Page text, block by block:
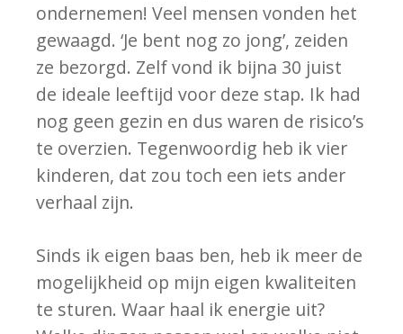
ondernemen! Veel mensen vonden het
gewaagd. ‘Je bent nog zo jong’, zeiden
ze bezorgd. Zelf vond ik bijna 30 juist
de ideale leeftijd voor deze stap. Ik had
nog geen gezin en dus waren de risico’s
te overzien. Tegenwoordig heb ik vier
kinderen, dat zou toch een iets ander
verhaal zijn.
Sinds ik eigen baas ben, heb ik meer de
mogelijkheid op mijn eigen kwaliteiten
te sturen. Waar haal ik energie uit?